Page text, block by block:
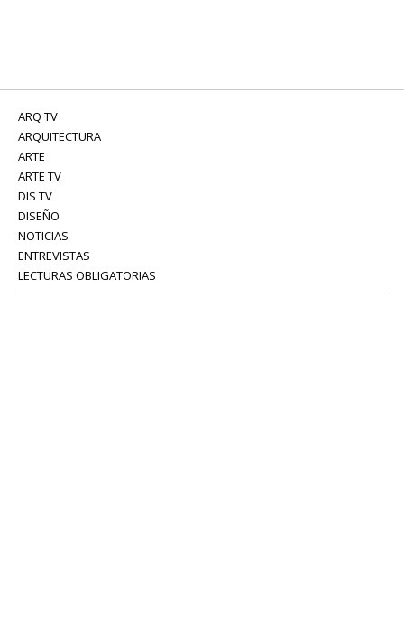
ARQ TV
ARQUITECTURA
ARTE
ARTE TV
DIS TV
DISEÑO
NOTICIAS
ENTREVISTAS
LECTURAS OBLIGATORIAS